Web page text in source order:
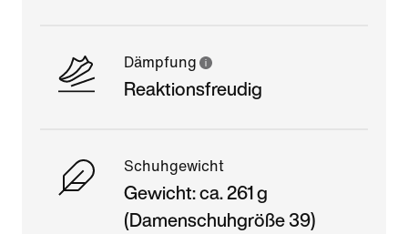
Dämpfung
Reaktionsfreudig
Schuhgewicht
Gewicht: ca. 261 g
(Damenschuhgröße 39)